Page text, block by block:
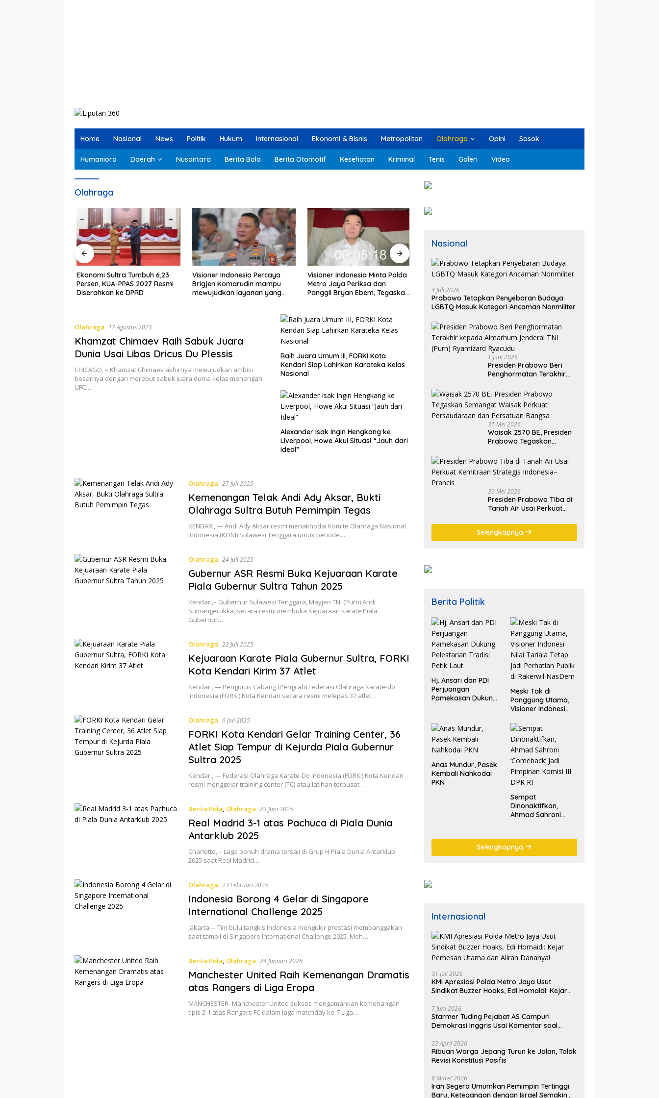
Home Nasional News Politik Hukum Internasional Ekonomi & Bisnis Metropolitan Olahraga Opini Sosok
Humaniora Daerah Nusantara Berita Bola Berita Otomotif Kesehatan Kriminal Tenis Galeri Video
Olahraga
Ekonomi Sultra Tumbuh 6,23
Persen, KUA-PPAS 2027 Resmi
Diserahkan ke DPRD
Visioner Indonesia Percaya
Brigjen Komarudin mampu
mewujudkan layanan yang
Visioner Indonesia Minta Polda
Metro Jaya Periksa dan
Panggil Bryan Ebem, Tegaskan
Masyarakat Apresiasi Usulan
Modus Online Scam dan Judol
Jadi Sorotan
Visioner Indonesia: Pertemuan
Pengakuan atas Peran
Strategis Dunia Usaha
Olahraga 17 Agustus 2025
Khamzat Chimaev Raih Sabuk Juara
Dunia Usai Libas Dricus Du Plessis
CHICAGO, – Khamzat Chimaev akhirnya mewujudkan ambisi
besarnya dengan merebut sabuk juara dunia kelas menengah
UFC…
Raih Juara Umum III, FORKI Kota
Kendari Siap Lahirkan Karateka Kelas
Nasional
Alexander Isak Ingin Hengkang ke
Liverpool, Howe Akui Situasi “Jauh dari
Ideal”
Olahraga 27 Juli 2025
Kemenangan Telak Andi Ady Aksar, Bukti
Olahraga Sultra Butuh Pemimpin Tegas
KENDARI, — Andi Ady Aksar resmi menakhodai Komite Olahraga Nasional
Indonesia (KONI) Sulawesi Tenggara untuk periode…
Olahraga 24 Juli 2025
Gubernur ASR Resmi Buka Kejuaraan Karate
Piala Gubernur Sultra Tahun 2025
Kendari,– Gubernur Sulawesi Tenggara, Mayjen TNI (Purn) Andi
Sumangerukka, secara resmi membuka Kejuaraan Karate Piala
Gubernur…
Olahraga 22 Juli 2025
Kejuaraan Karate Piala Gubernur Sultra, FORKI
Kota Kendari Kirim 37 Atlet
Kendari, — Pengurus Cabang (Pengcab) Federasi Olahraga Karate-do
Indonesia (FORKI) Kota Kendari secara resmi melepas 37 atlet…
Olahraga 6 Juli 2025
FORKI Kota Kendari Gelar Training Center, 36
Atlet Siap Tempur di Kejurda Piala Gubernur
Sultra 2025
Kendari, — Federasi Olahraga Karate-Do Indonesia (FORKI) Kota Kendari
resmi menggelar training center (TC) atau latihan terpusat…
Berita Bola, Olahraga 23 Juni 2025
Real Madrid 3-1 atas Pachuca di Piala Dunia
Antarklub 2025
Charlotte, – Laga penuh drama tersaji di Grup H Piala Dunia Antarklub
2025 saat Real Madrid…
Olahraga 23 Februari 2025
Indonesia Borong 4 Gelar di Singapore
International Challenge 2025
Jakarta— Tim bulu tangkis Indonesia mengukir prestasi membanggakan
saat tampil di Singapore International Challenge 2025. Moh….
Berita Bola, Olahraga 24 Januari 2025
Manchester United Raih Kemenangan Dramatis
atas Rangers di Liga Eropa
MANCHESTER- Manchester United sukses mengamankan kemenangan
tipis 2-1 atas Rangers FC dalam laga matchday ke-7 Liga…
Nasional
4 Juli 2026
Prabowo Tetapkan Penyebaran Budaya
LGBTQ Masuk Kategori Ancaman Nonmiliter
1 Juni 2026
Presiden Prabowo Beri
Penghormatan Terakhir
Jenderal TNI (Purn)
Ryamizard Ryacudu
31 Mei 2026
Waisak 2570 BE, Presiden
Prabowo Tegaskan
Persaudaraan dan
Persatuan Bangsa
30 Mei 2026
Presiden Prabowo Tiba di
Tanah Air Usai Perkuat
Indonesia–Prancis
Selengkapnya
Berita Politik
Hj. Ansari dan PDI
Perjuangan
Pamekasan Dukung
Meski Tak di
Panggung Utama,
Visioner Indonesi
Jadi Perhatian
Publik di Rakerwil
NasDem
Anas Mundur, Pasek
Kembali Nahkodai
PKN
Sempat
Dinonaktifkan,
Ahmad Sahroni
DPR RI
Selengkapnya
Internasional
31 Juli 2026
KMI Apresiasi Polda Metro Jaya Usut
Sindikat Buzzer Hoaks, Edi Homaidi: Kejar
7 Juni 2026
Starmer Tuding Pejabat AS Campuri
Demokrasi Inggris Usai Komentar soal
22 April 2026
Ribuan Warga Jepang Turun ke Jalan, Tolak
Revisi Konstitusi Pasifis
8 Maret 2026
Iran Segera Umumkan Pemimpin Tertinggi
Baru, Ketegangan dengan Israel Semakin